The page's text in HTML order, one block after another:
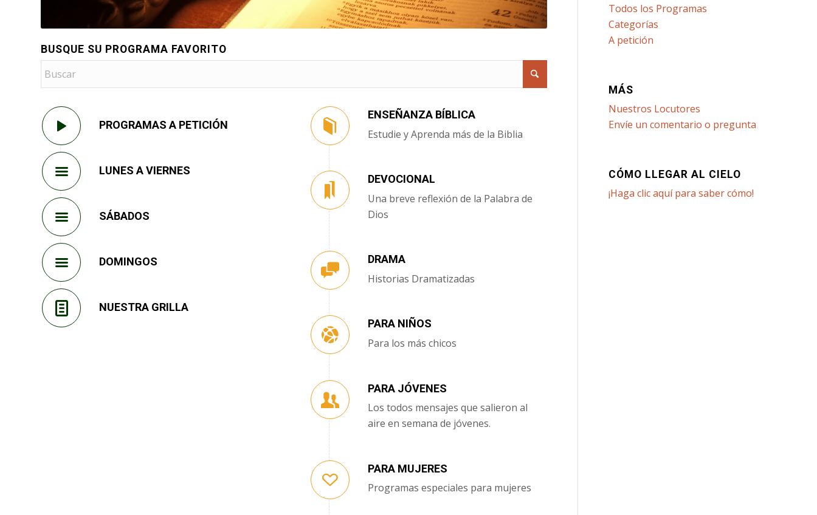
BUSQUE SU PROGRAMA FAVORITO
PROGRAMAS A PETICIÓN
LUNES A VIERNES
SÁBADOS
DOMINGOS
NUESTRA GRILLA
ENSEÑANZA BÍBLICA
Estudie y Aprenda más de la Biblia
DEVOCIONAL
Una breve reflexión de la Palabra de
Dios
DRAMA
Historias Dramatizadas
PARA NIÑOS
Para los más chicos
PARA JÓVENES
Los todos mensajes que salieron al
aire en semana de jóvenes.
PARA MUJERES
Programas especiales para mujeres
Todos los Programas
Categorías
A petición
MÁS
Nuestros Locutores
Envíe un comentario o pregunta
CÓMO LLEGAR AL CIELO
¡Haga clic aquí para saber cómo!